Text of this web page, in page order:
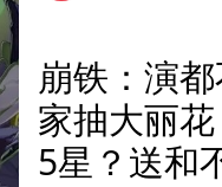
崩铁：演
家抽大丽
5星？送和